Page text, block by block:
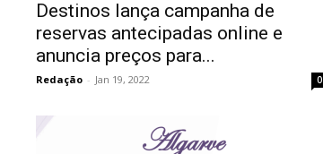
Destinos lança campanha de
reservas antecipadas online e
anuncia preços para...
Redação - Jan 19, 2022 0